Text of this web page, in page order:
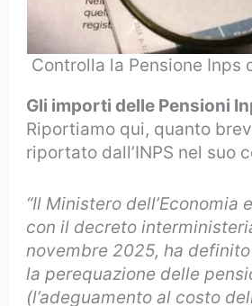
Controlla la Pensione Inps
Gli importi delle Pensioni
Riportiamo qui, quanto
riportato dall’INPS nel suo
“Il Ministero dell’Economia
con il decreto
novembre 2025, ha
la perequazione delle
(l’adeguamento al costo